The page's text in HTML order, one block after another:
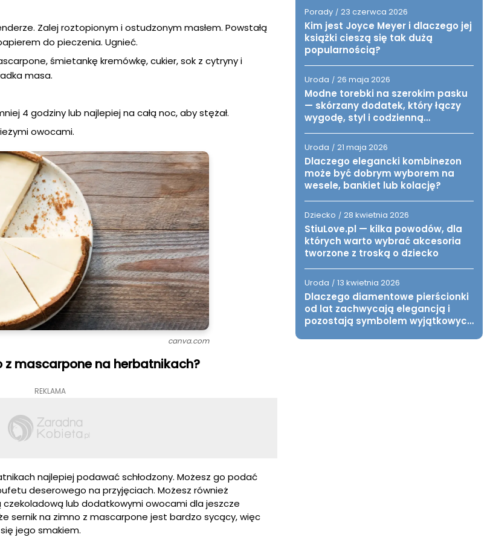
Zalej roztopionym i ostudzonym masłem. Powstałą
do pieczenia. Ugnieć.
śmietankę kremówkę, cukier, sok z cytryny i
masa.
4 godziny lub najlepiej na całą noc, aby stężał.
owocami.
canva.com
mascarpone na herbatnikach?
REKLAMA
najlepiej podawać schłodzony. Możesz go podać
deserowego na przyjęciach. Możesz również
lub dodatkowymi owocami dla jeszcze
sernik na zimno z mascarpone jest bardzo sycący, więc
jego smakiem.
Porady / 23 czerwca 2026
Kim jest Joyce Meyer i dlaczego jej
książki cieszą się tak dużą
popularnością?
Uroda / 26 maja 2026
Modne torebki na szerokim pasku
— skórzany dodatek, który łączy
wygodę, styl i codzienną
Uroda / 21 maja 2026
Dlaczego elegancki kombinezon
może być dobrym wyborem na
wesele, bankiet lub kolację?
Dziecko / 28 kwietnia 2026
StiuLove.pl — kilka powodów, dla
których warto wybrać akcesoria
tworzone z troską o dziecko
Uroda / 13 kwietnia 2026
Dlaczego diamentowe pierścionki
od lat zachwycają elegancją i
pozostają symbolem wyjątkowych